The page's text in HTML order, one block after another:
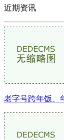
近期资讯
老字号跨年饭、